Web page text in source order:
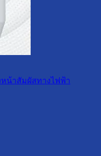
น้าสัมผัสทางไฟฟ้า